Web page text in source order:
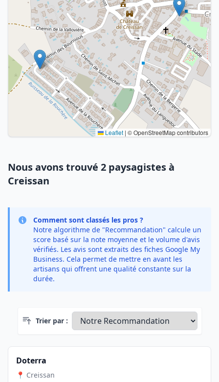
Leaflet | © OpenStreetMap contributors
Nous avons trouvé 2 paysagistes à
Creissan
Comment sont classés les pros ?
Notre algorithme de "Recommandation" calcule un
score basé sur la note moyenne et le volume d'avis
vérifiés. Les avis sont extraits des fiches Google My
Business. Cela permet de mettre en avant les
artisans qui offrent une qualité constante sur la
durée.
Trier par :
Doterra
📍 Creissan